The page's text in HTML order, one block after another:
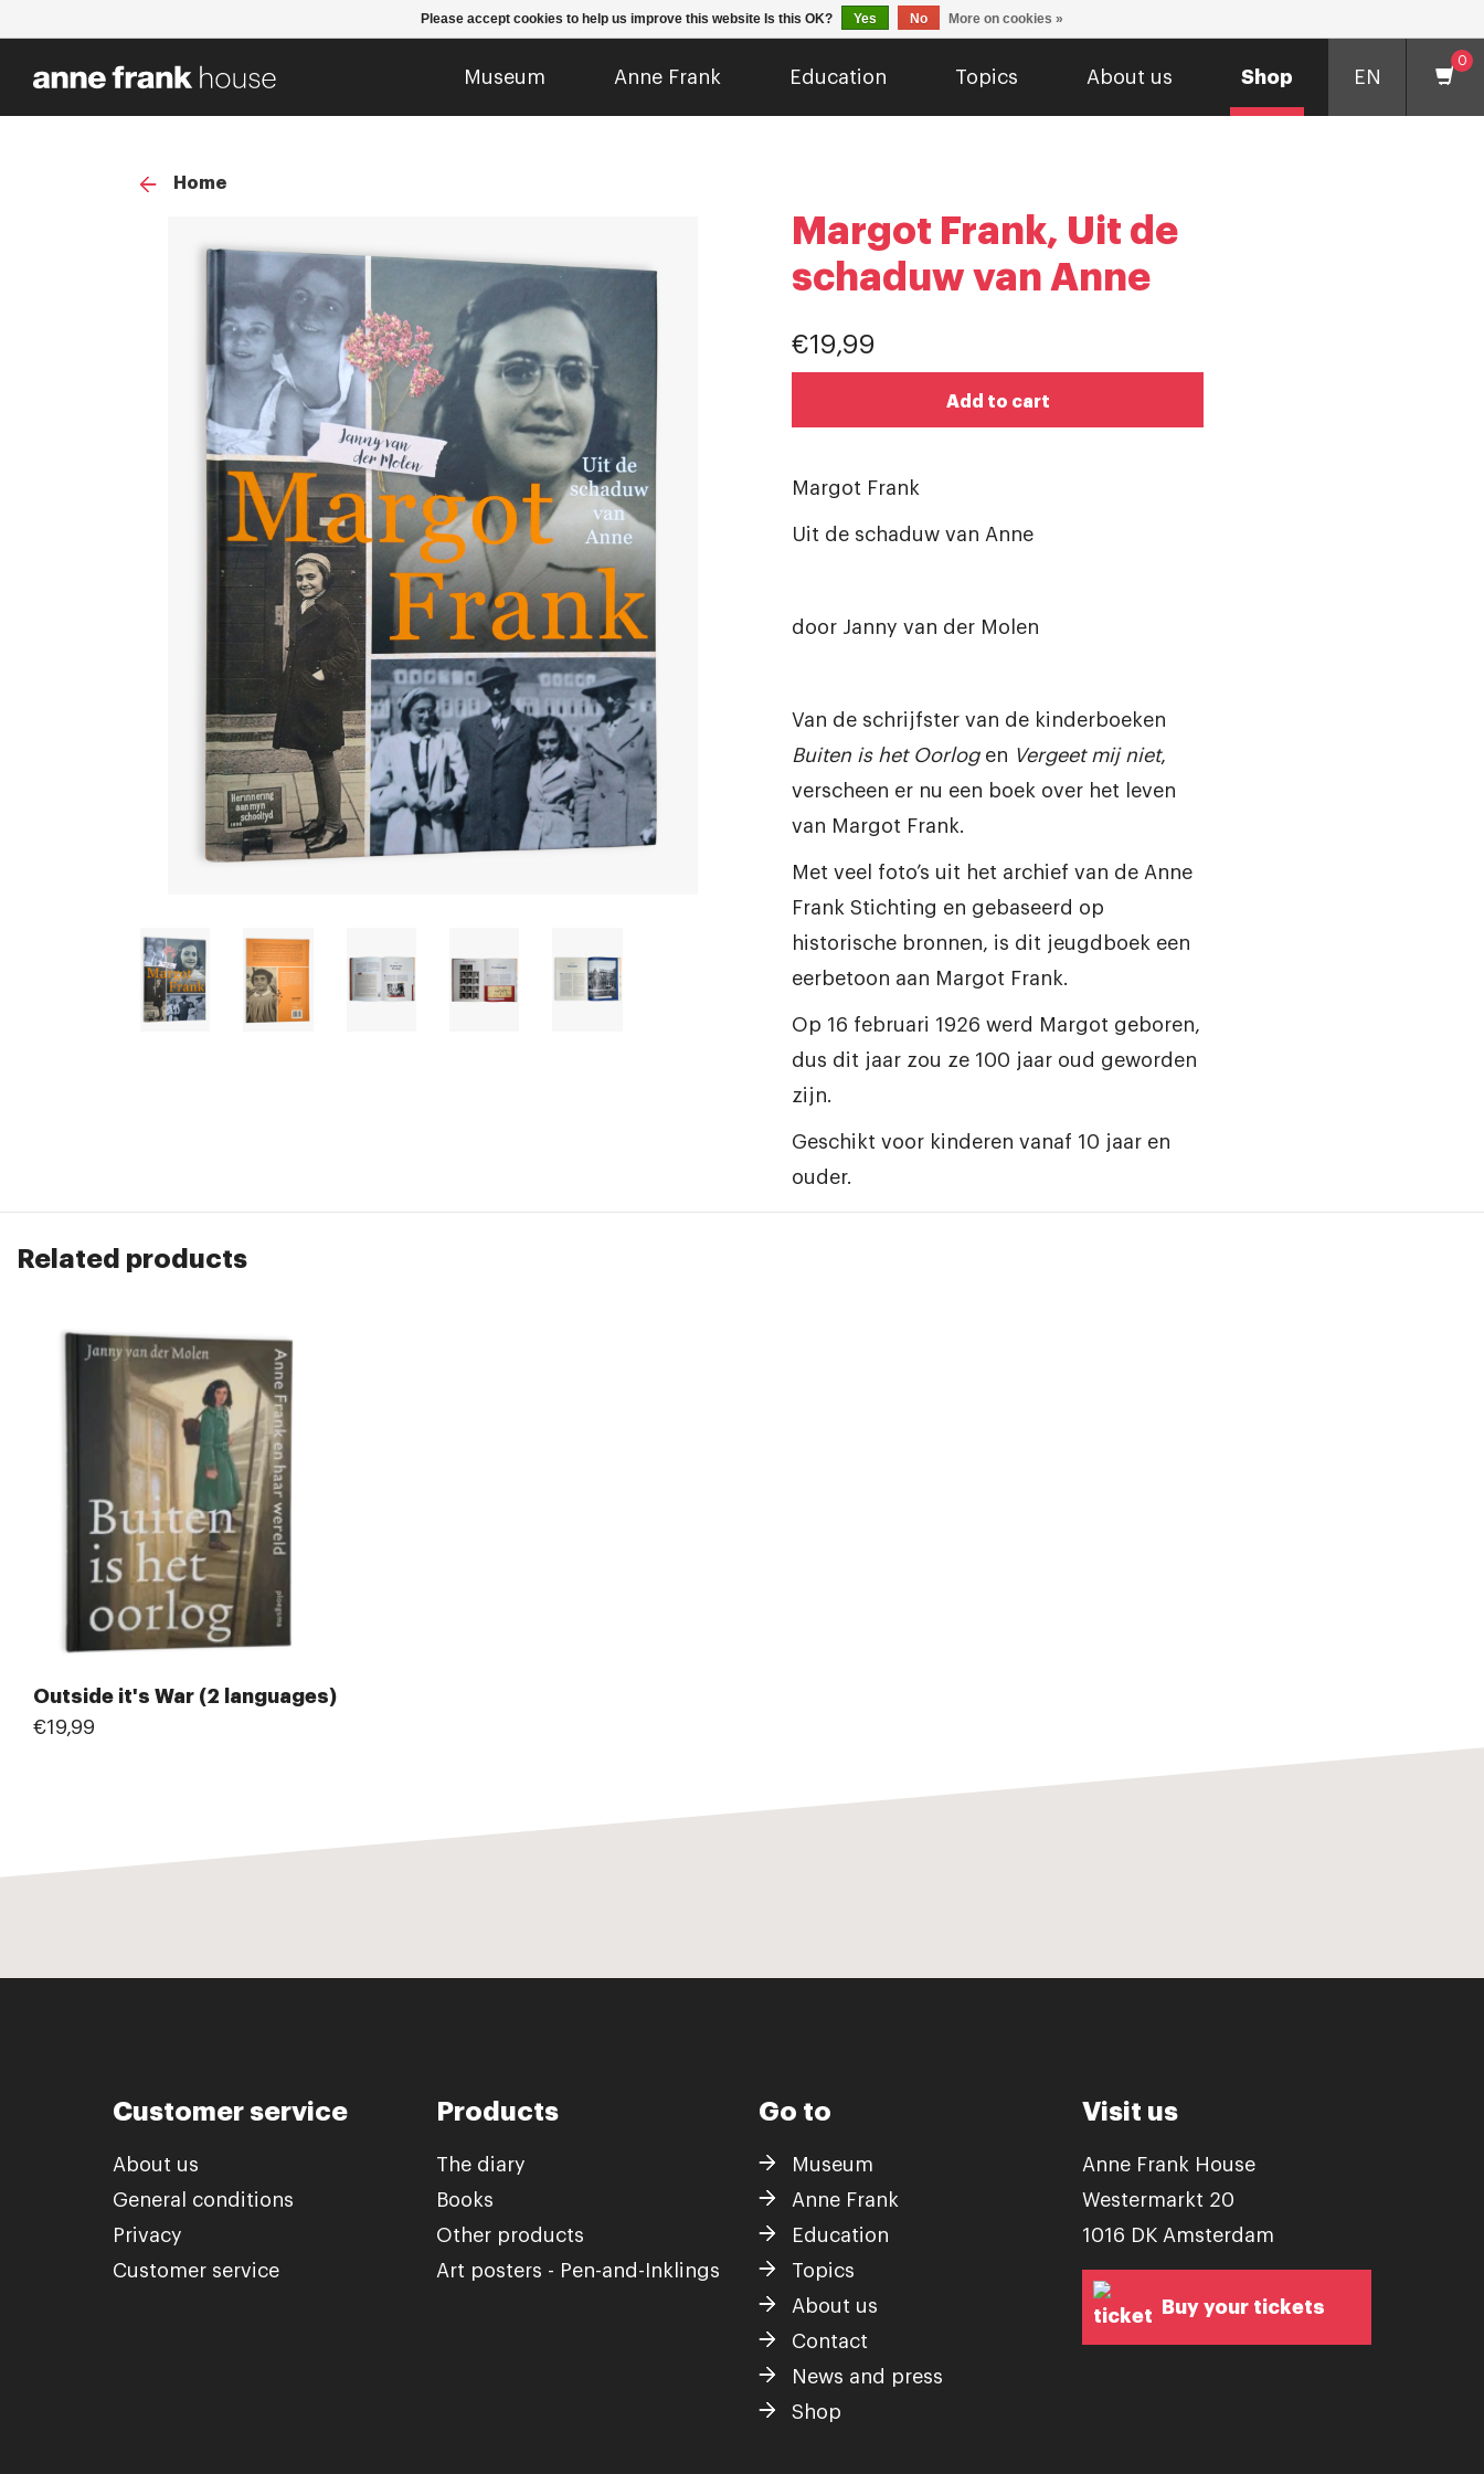
Museum Anne Frank Education Topics About us Shop EN
0
Home
Margot Frank, Uit de
schaduw van Anne
€19,99
Add to cart
Margot Frank
Uit de schaduw van Anne
door Janny van der Molen
Van de schrijfster van de kinderboeken
Buiten is het Oorlog en Vergeet mij niet,
verscheen er nu een boek over het leven
van Margot Frank.
Met veel foto’s uit het archief van de Anne
Frank Stichting en gebaseerd op
historische bronnen, is dit jeugdboek een
eerbetoon aan Margot Frank.
Op 16 februari 1926 werd Margot geboren,
dus dit jaar zou ze 100 jaar oud geworden
zijn.
Geschikt voor kinderen vanaf 10 jaar en
ouder.
Related products
Outside it's War (2 languages)
€19,99
Customer service
About us
General conditions
Privacy
Customer service
Products
The diary
Books
Other products
Art posters - Pen-and-Inklings
Go to
Museum
Anne Frank
Education
Topics
About us
Contact
News and press
Shop
Visit us
Anne Frank House
Westermarkt 20
1016 DK Amsterdam
Buy your tickets
Please accept cookies to help us improve this website Is this OK? Yes No More on cookies »